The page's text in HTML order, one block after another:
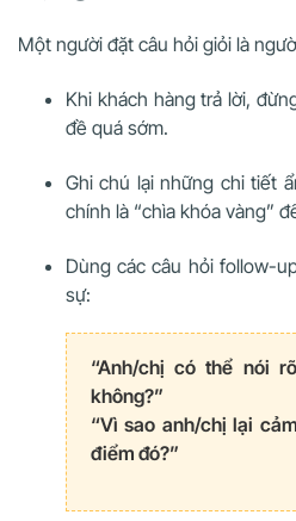
Một người đặt câu hỏi giỏi là
Khi khách hàng trả lời,
đề quá sớm.
Ghi chú lại những chi tiết
chính là “chìa khóa vàng”
Dùng các câu hỏi follow-
sự:
“Anh/chị có thể nói
không?”
“Vì sao anh/chị lại
điểm đó?”